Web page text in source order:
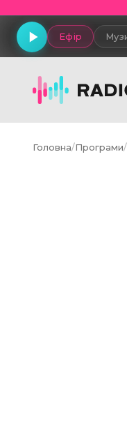
Ефір
Головна/Програми/